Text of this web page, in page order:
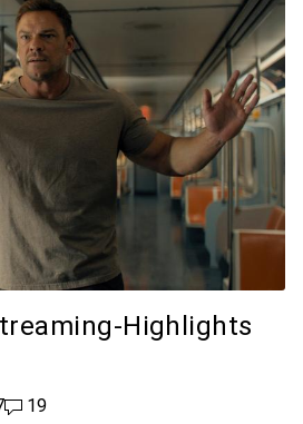
Highlights
19 Kommentare
19